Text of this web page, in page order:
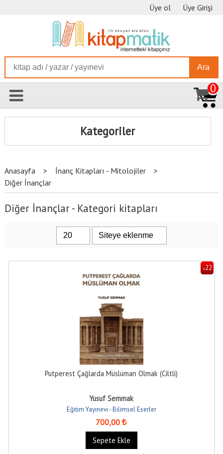
Üye ol Üye Girişi
Ara
0
Kategoriler
Anasayfa > İnanç Kitapları - Mitolojiler
>
Diğer İnançlar
Diğer İnançlar - Kategori kitapları
%22
Putperest Çağlarda Müslüman Olmak (Ciltli)
Yusuf Semmak
Eğitim Yayınevi - Bilimsel Eserler
700,00
Sepete Ekle